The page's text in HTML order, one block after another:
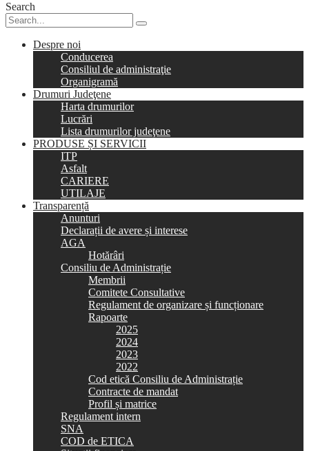
Search
Despre noi
Conducerea
Consiliul de administraţie
Organigramă
Drumuri Judeţene
Harta drumurilor
Lucrări
Lista drumurilor judeţene
PRODUSE ȘI SERVICII
ITP
Asfalt
CARIERE
UTILAJE
Transparență
Anunturi
Declarații de avere și interese
AGA
Hotărâri
Consiliu de Administrație
Membrii
Comitete Consultative
Regulament de organizare și funcționare
Rapoarte
2025
2024
2023
2022
Cod etică Consiliu de Administrație
Contracte de mandat
Profil și matrice
Regulament intern
SNA
COD de ETICA